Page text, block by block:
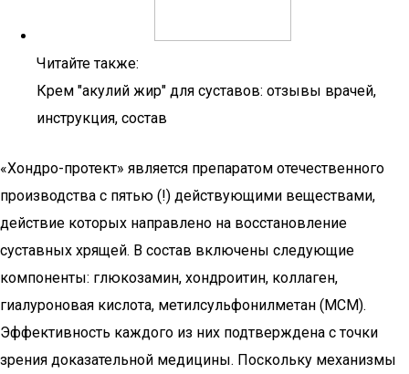
Читайте также:
Крем "акулий жир" для суставов: отзывы врачей,
инструкция, состав
«Хондро-протект» является препаратом отечественного
производства с пятью (!) действующими веществами,
действие которых направлено на восстановление
суставных хрящей. В состав включены следующие
компоненты: глюкозамин, хондроитин, коллаген,
гиалуроновая кислота, метилсульфонилметан (МСМ).
Эффективность каждого из них подтверждена с точки
зрения доказательной медицины. Поскольку механизмы